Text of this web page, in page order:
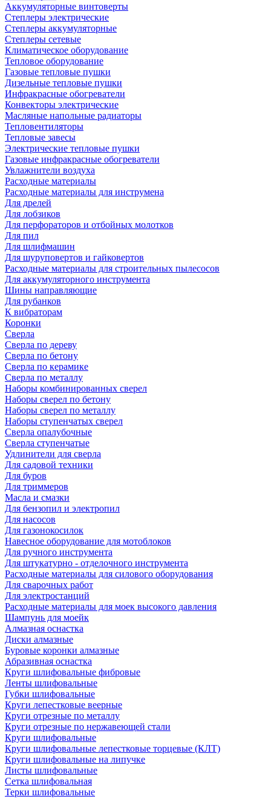
Аккумуляторные винтоверты
Степлеры электрические
Степлеры аккумуляторные
Степлеры сетевые
Климатическое оборудование
Тепловое оборудование
Газовые тепловые пушки
Дизельные тепловые пушки
Инфракрасные обогреватели
Конвекторы электрические
Масляные напольные радиаторы
Тепловентиляторы
Тепловые завесы
Электрические тепловые пушки
Газовые инфракрасные обогреватели
Увлажнители воздуха
Расходные материалы
Расходные материалы для инструмена
Для дрелей
Для лобзиков
Для перфораторов и отбойных молотков
Для пил
Для шлифмашин
Для шуруповертов и гайковертов
Расходные материалы для строительных пылесосов
Для аккумуляторного инструмента
Шины направляющие
Для рубанков
К вибраторам
Коронки
Сверла
Сверла по дереву
Сверла по бетону
Сверла по керамике
Сверла по металлу
Наборы комбинированных сверел
Наборы сверел по бетону
Наборы сверел по металлу
Наборы ступенчатых сверел
Сверла опалубочные
Сверла ступенчатые
Удлинители для сверла
Для садовой техники
Для буров
Для триммеров
Масла и смазки
Для бензопил и электропил
Для насосов
Для газонокосилок
Навесное оборудование для мотоблоков
Для ручного инструмента
Для штукатурно - отделочного инструмента
Расходные материалы для силового оборудования
Для сварочных работ
Для электростанций
Расходные материалы для моек высокого давления
Шампунь для моейк
Алмазная оснастка
Диски алмазные
Буровые коронки алмазные
Абразивная оснастка
Круги шлифовальные фибровые
Ленты шлифовальные
Губки шлифовальные
Круги лепестковые веерные
Круги отрезные по металлу
Круги отрезные по нержавеющей стали
Круги шлифовальные
Круги шлифовальные лепестковые торцевые (КЛТ)
Круги шлифовальные на липучке
Листы шлифовальные
Сетка шлифовальная
Терки шлифовальные